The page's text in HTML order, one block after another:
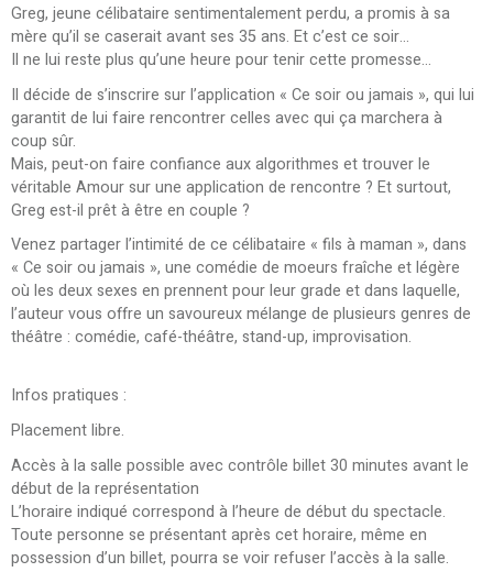
Greg, jeune célibataire sentimentalement perdu, a promis à sa
mère qu’il se caserait avant ses 35 ans. Et c’est ce soir…
Il ne lui reste plus qu’une heure pour tenir cette promesse...
Il décide de s’inscrire sur l’application « Ce soir ou jamais », qui lui
garantit de lui faire rencontrer celles avec qui ça marchera à
coup sûr.
Mais, peut-on faire confiance aux algorithmes et trouver le
véritable Amour sur une application de rencontre ? Et surtout,
Greg est-il prêt à être en couple ?
Venez partager l’intimité de ce célibataire « fils à maman », dans
« Ce soir ou jamais », une comédie de moeurs fraîche et légère
où les deux sexes en prennent pour leur grade et dans laquelle,
l’auteur vous offre un savoureux mélange de plusieurs genres de
théâtre : comédie, café-théâtre, stand-up, improvisation.
Infos pratiques :
Placement libre.
Accès à la salle possible avec contrôle billet 30 minutes avant le
début de la représentation
L’horaire indiqué correspond à l’heure de début du spectacle.
Toute personne se présentant après cet horaire, même en
possession d’un billet, pourra se voir refuser l’accès à la salle.